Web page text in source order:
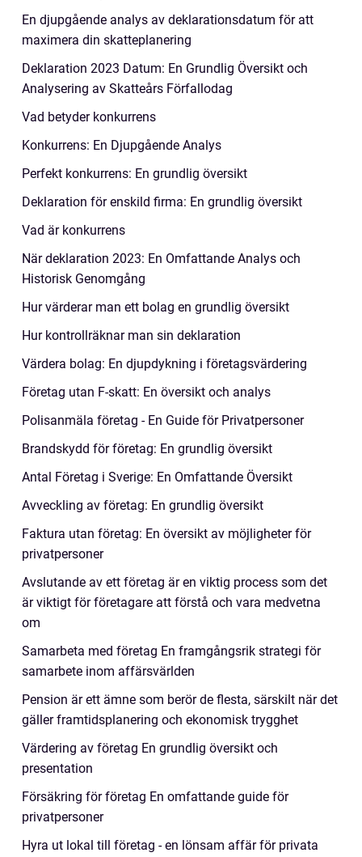
En djupgående analys av deklarationsdatum för att
maximera din skatteplanering
Deklaration 2023 Datum: En Grundlig Översikt och
Analysering av Skatteårs Förfallodag
Vad betyder konkurrens
Konkurrens: En Djupgående Analys
Perfekt konkurrens: En grundlig översikt
Deklaration för enskild firma: En grundlig översikt
Vad är konkurrens
När deklaration 2023: En Omfattande Analys och
Historisk Genomgång
Hur värderar man ett bolag en grundlig översikt
Hur kontrollräknar man sin deklaration
Värdera bolag: En djupdykning i företagsvärdering
Företag utan F-skatt: En översikt och analys
Polisanmäla företag - En Guide för Privatpersoner
Brandskydd för företag: En grundlig översikt
Antal Företag i Sverige: En Omfattande Översikt
Avveckling av företag: En grundlig översikt
Faktura utan företag: En översikt av möjligheter för
privatpersoner
Avslutande av ett företag är en viktig process som det
är viktigt för företagare att förstå och vara medvetna
om
Samarbeta med företag En framgångsrik strategi för
samarbete inom affärsvärlden
Pension är ett ämne som berör de flesta, särskilt när det
gäller framtidsplanering och ekonomisk trygghet
Värdering av företag En grundlig översikt och
presentation
Försäkring för företag En omfattande guide för
privatpersoner
Hyra ut lokal till företag - en lönsam affär för privata